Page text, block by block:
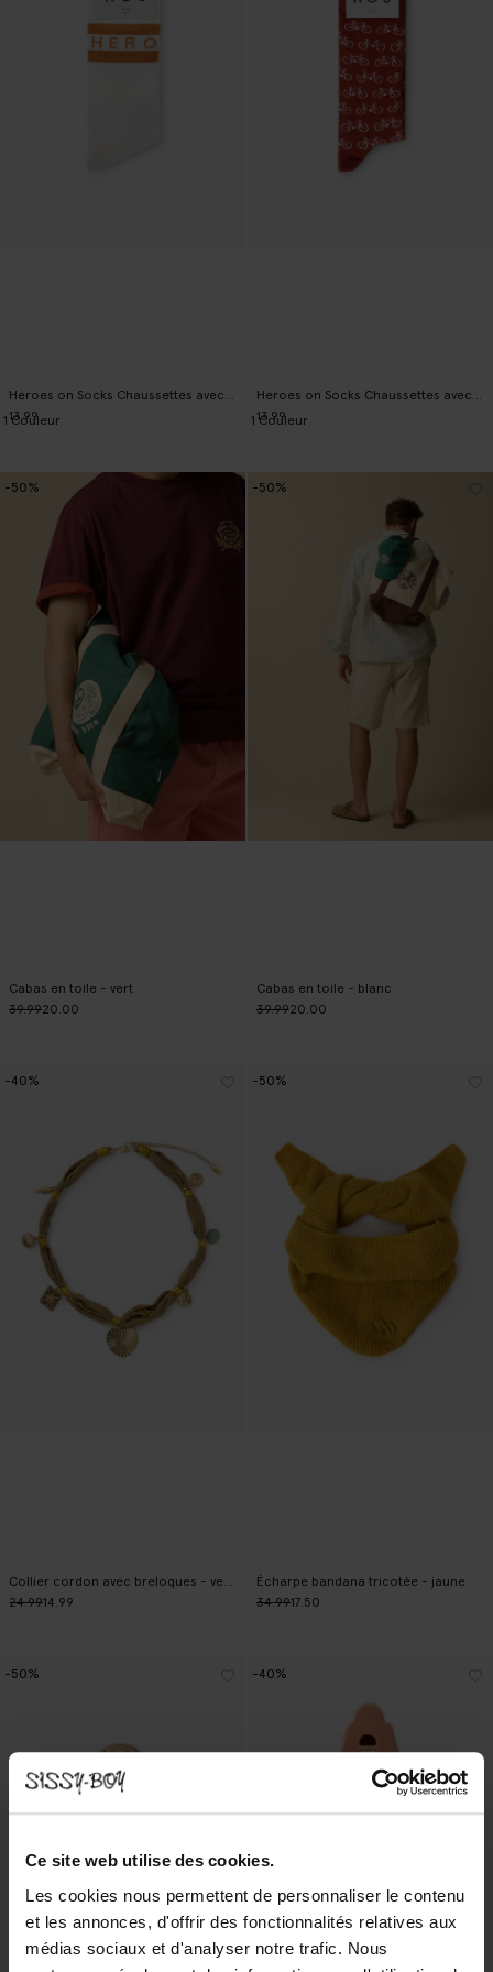
Ce site web utilise des cookies.
Les cookies nous permettent de personnaliser le contenu
et les annonces, d'offrir des fonctionnalités relatives aux
médias sociaux et d'analyser notre trafic. Nous
Heroes on Socks Chaussettes avec rayures - blanc
13.99
1 Couleur
Heroes on Socks Chaussettes avec imprimé - rouge foncé
13.99
1 Couleur
Cabas en toile - vert
39.9920.00
-50%
Cabas en toile - blanc
39.9920.00
-50%
Collier cordon avec breloques - vert foncé
24.9914.99
-40%
Écharpe bandana tricotée - jaune
34.9917.50
-50%
-50% -40%